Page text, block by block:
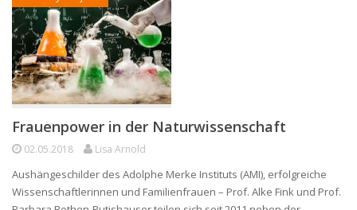
Frauenpower in der Naturwissenschaft
02.05.2018 Lisa Arnold
Aushängeschilder des Adolphe Merke Instituts (AMI), erfolgreiche
Wissenschaftlerinnen und Familienfrauen – Prof. Alke Fink und Prof.